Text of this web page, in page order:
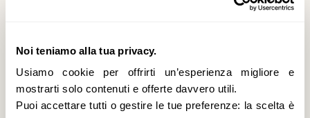
Noi teniamo alla tua privacy.
Usiamo cookie per offrirti un’esperienza migliore e
mostrarti solo contenuti e offerte davvero utili.
Puoi accettare tutti o gestire le tue preferenze: la scelta è
con L.R. 16/2007. Domanda al Comune entro il 1°
marzo di ogni anno. Il Veneto integra i fondi statali
con risorse proprie; graduatorie comunali annuali.